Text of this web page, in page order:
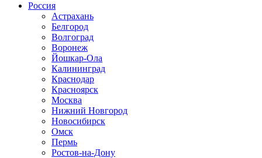
Россия
Астрахань
Белгород
Волгоград
Воронеж
Йошкар-Ола
Калининград
Краснодар
Красноярск
Москва
Нижний Новгород
Новосибирск
Омск
Пермь
Ростов-на-Дону